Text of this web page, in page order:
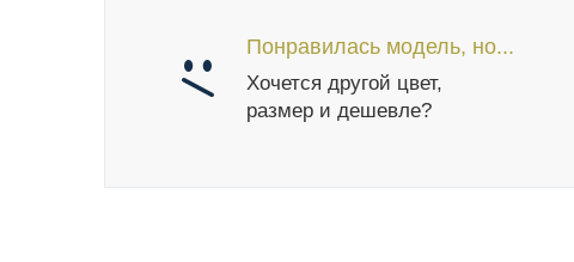
Понравилась модель, но...
Хочется другой цвет,
размер и дешевле?